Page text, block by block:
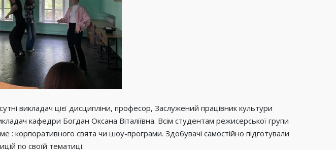
викладач цієї дисципліни, професор, Заслужений працівник культури
кафедри Богдан Оксана Віталіївна. Всім студентам режисерської групи
корпоративного свята чи шоу-програми. Здобувачі самостійно підготували
по своїй тематиці.